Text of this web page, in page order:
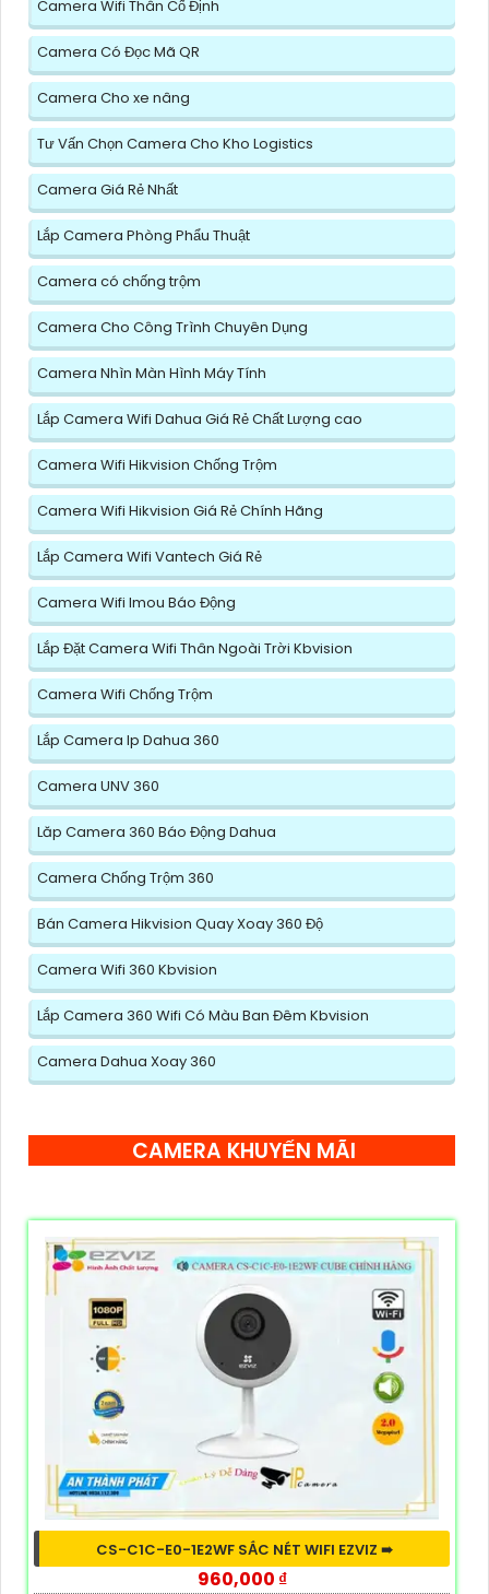
Camera Wifi Thân Cố Định
Camera Có Đọc Mã QR
Camera Cho xe nâng
Tư Vấn Chọn Camera Cho Kho Logistics
Camera Giá Rẻ Nhất
Lắp Camera Phòng Phẩu Thuật
Camera có chống trộm
Camera Cho Công Trình Chuyên Dụng
Camera Nhìn Màn Hình Máy Tính
Lắp Camera Wifi Dahua Giá Rẻ Chất Lượng cao
Camera Wifi Hikvision Chống Trộm
Camera Wifi Hikvision Giá Rẻ Chính Hãng
Lắp Camera Wifi Vantech Giá Rẻ
Camera Wifi Imou Báo Động
Lắp Đặt Camera Wifi Thân Ngoài Trời Kbvision
Camera Wifi Chống Trộm
Lắp Camera Ip Dahua 360
Camera UNV 360
Lăp Camera 360 Báo Động Dahua
Camera Chống Trộm 360
Bán Camera Hikvision Quay Xoay 360 Độ
Camera Wifi 360 Kbvision
Lắp Camera 360 Wifi Có Màu Ban Đêm Kbvision
Camera Dahua Xoay 360
CAMERA KHUYẾN MÃI
CS-C1C-E0-1E2WF SẮC NÉT WIFI EZVIZ ➠
960,000 ₫